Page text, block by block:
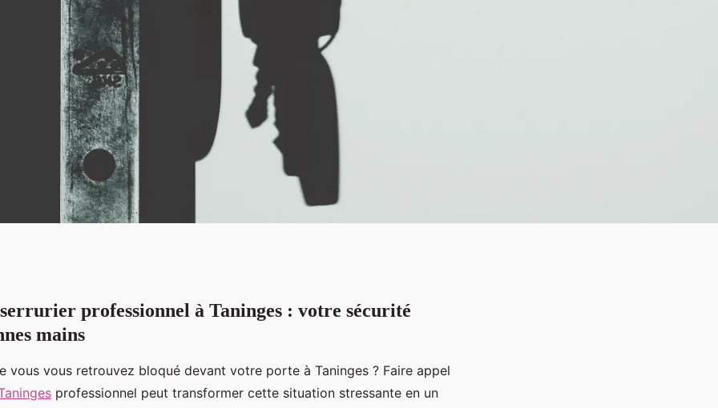
vos solutions de
professionnel à Taninges : votre sécurité
mains
vous vous retrouvez bloqué devant votre porte à Taninges ? Faire appel
professionnel peut transformer cette situation stressante en un